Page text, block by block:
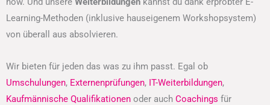
Learning-Methoden (inklusive hauseigenem Workshopsystem)
von überall aus absolvieren.
Wir bieten für jeden das was zu ihm passt. Egal ob
Umschulungen, Externenprüfungen, IT-Weiterbildungen,
Kaufmännische Qualifikationen oder auch Coachings für